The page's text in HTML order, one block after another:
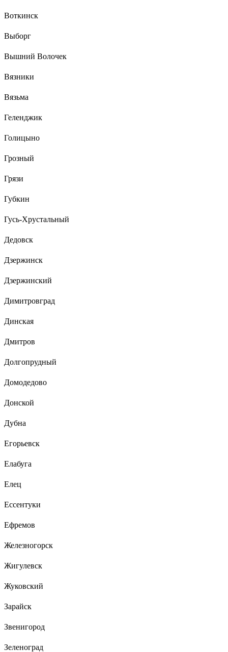
Воткинск
Выборг
Вышний Волочек
Вязники
Вязьма
Геленджик
Голицыно
Грозный
Грязи
Губкин
Гусь-Хрустальный
Дедовск
Дзержинск
Дзержинский
Димитровград
Динская
Дмитров
Долгопрудный
Домодедово
Донской
Дубна
Егорьевск
Елабуга
Елец
Ессентуки
Ефремов
Железногорск
Жигулевск
Жуковский
Зарайск
Звенигород
Зеленоград